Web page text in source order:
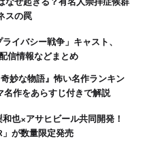
スの罠
信情報などまとめ
作をあらすじ付きで解説
」が数量限定発売